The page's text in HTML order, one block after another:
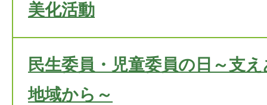
美化活動
民生委員・児童委員の日～支
地域から～